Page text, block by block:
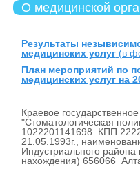
О медицинской
Результаты
медицинских услуг(в
План мероприятий по
медицинских услуг на
Краевое
"Стоматологическая
1022201141698. КПП
21.05.1993г.,
Индустриального
нахождения) 656066